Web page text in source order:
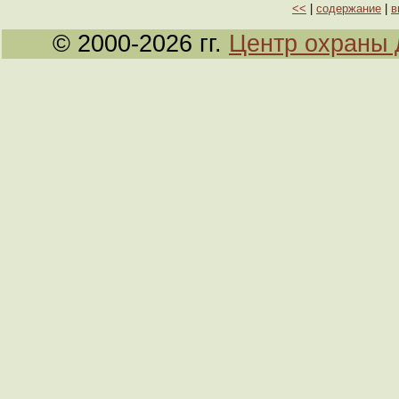
<< содержание
© 2000-2026 гг. Центр охраны